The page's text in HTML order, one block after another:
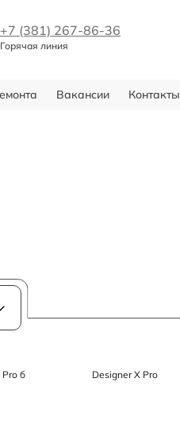
+7 (381) 267-86-36
Горячая линия
Вакансии Контакты
Pro б Designer X Pro